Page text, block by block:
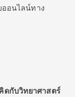
ออนไลน์ทาง
คิดกับวิทยาศาสตร์